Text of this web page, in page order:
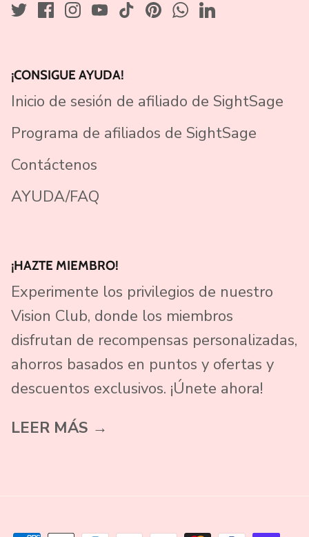
¡CONSIGUE AYUDA!
Inicio de sesión de afiliado de SightSage
Programa de afiliados de SightSage
Contáctenos
AYUDA/FAQ
¡HAZTE MIEMBRO!
Experimente los privilegios de nuestro
Vision Club, donde los miembros
disfrutan de recompensas personalizadas,
ahorros basados ​​en puntos y ofertas y
descuentos exclusivos. ¡Únete ahora!
LEER MÁS →